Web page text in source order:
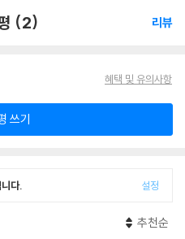
(2) 리뷰
혜택 및 유의사항
쓰기
다. 설정
추천순